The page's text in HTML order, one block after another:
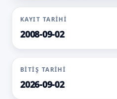
KAYIT TARIHI
2008-09-02
BITIŞ TARIHI
2026-09-02